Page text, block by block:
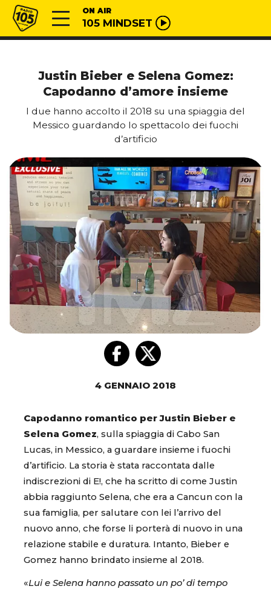
Vai al contenuto
Radio 105 ON AIR
105 MINDSET
Justin Bieber e Selena Gomez:
Capodanno d’amore insieme
I due hanno accolto il 2018 su una spiaggia del
Messico guardando lo spettacolo dei fuochi
d’artificio
4 GENNAIO 2018
Capodanno romantico per Justin Bieber e
Selena Gomez, sulla spiaggia di Cabo San
Lucas, in Messico, a guardare insieme i fuochi
d’artificio. La storia è stata raccontata dalle
indiscrezioni di E!, che ha scritto di come Justin
abbia raggiunto Selena, che era a Cancun con la
sua famiglia, per salutare con lei l’arrivo del
nuovo anno, che forse li porterà di nuovo in una
relazione stabile e duratura. Intanto, Bieber e
Gomez hanno brindato insieme al 2018.
«Lui e Selena hanno passato un po’ di tempo